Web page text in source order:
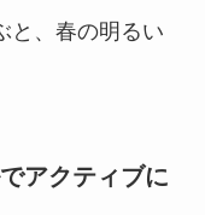
と、春の明るい
アクティブに